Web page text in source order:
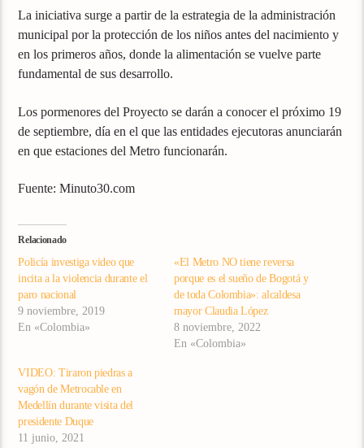
La iniciativa surge a partir de la estrategia de la administración
municipal por la protección de los niños antes del nacimiento y
en los primeros años, donde la alimentación se vuelve parte
fundamental de sus desarrollo.
Los pormenores del Proyecto se darán a conocer el próximo 19
de septiembre, día en el que las entidades ejecutoras anunciarán
en que estaciones del Metro funcionarán.
Fuente: Minuto30.com
Relacionado
Policía investiga video que
incita a la violencia durante el
paro nacional
9 noviembre, 2019
En «Colombia»
«El Metro NO tiene reversa
porque es el sueño de Bogotá y
de toda Colombia»: alcaldesa
mayor Claudia López
8 noviembre, 2022
En «Colombia»
VIDEO: Tiraron piedras a
vagón de Metrocable en
Medellín durante visita del
presidente Duque
11 junio, 2021